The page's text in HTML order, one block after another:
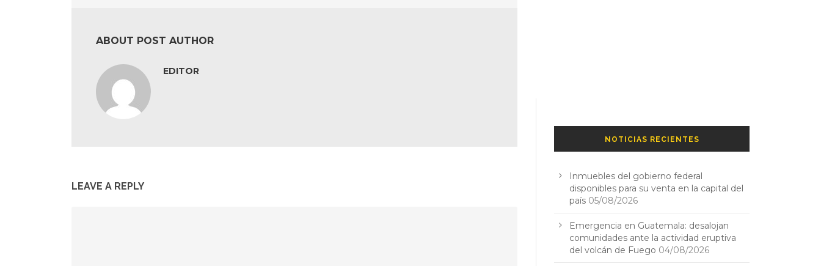
ABOUT POST AUTHOR
EDITOR
LEAVE A REPLY
NOTICIAS RECIENTES
Inmuebles del gobierno federal
disponibles para su venta en la capital del
país 05/08/2026
Emergencia en Guatemala: desalojan
comunidades ante la actividad eruptiva
del volcán de Fuego 04/08/2026